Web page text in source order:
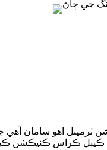
ٽرمينل اهو سامان